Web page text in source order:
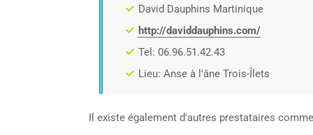
David Dauphins Martinique
http://daviddauphins.com/
Tel: 06.96.51.42.43
Lieu: Anse à l'âne Trois-Îlets
Il existe également d'autres prestataires